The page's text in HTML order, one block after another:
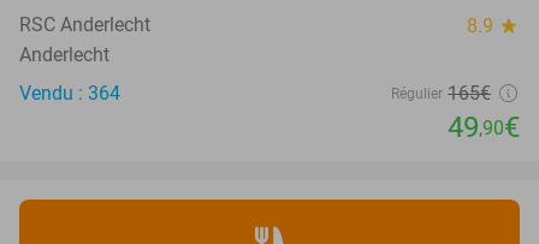
RSC Anderlecht 8.9 star
Anderlecht
Vendu : 364
Régulier 165€
49,90€